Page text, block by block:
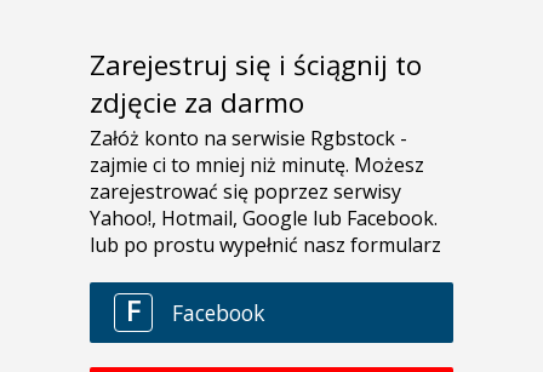
Zarejestruj się i ściągnij to
zdjęcie za darmo